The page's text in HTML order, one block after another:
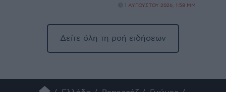
1 ΑΥΓΟΎΣΤΟΥ 2026, 1:58 ΜΜ
Δείτε όλη τη ροή ειδήσεων